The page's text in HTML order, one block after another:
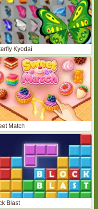
Kyodai
Match
Blast